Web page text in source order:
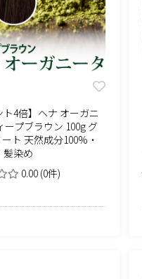
ト4倍】ヘナ オーガニ
ープブラウン 100g グ
ート 天然成分100%・
髪染め
0.00 (0件)